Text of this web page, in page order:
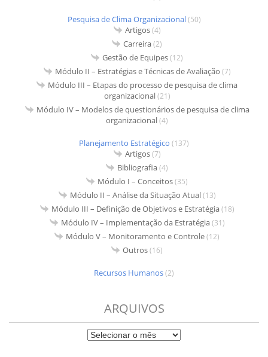
Pesquisa de Clima Organizacional(50)
Artigos(4)
Carreira(2)
Gestão de Equipes(12)
Módulo II – Estratégias e Técnicas de Avaliação (7)
Módulo III – Etapas do processo de pesquisa de clima
organizacional(21)
Módulo IV – Modelos de questionários de pesquisa de clima
organizacional(4)
Planejamento Estratégico (137)
Artigos(7)
Bibliografia(4)
Módulo I – Conceitos(35)
Módulo II – Análise da Situação Atual(13)
Módulo III – Definição de Objetivos e Estratégia(18)
Módulo IV – Implementação da Estratégia(31)
Módulo V – Monitoramento e Controle(12)
Outros(16)
Recursos Humanos(2)
ARQUIVOS